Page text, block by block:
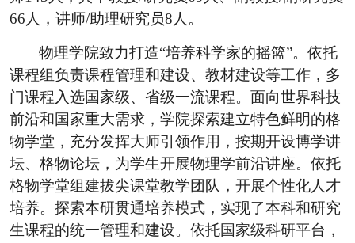
66 人，讲师/助理研究员8 人。
物理学院致力打造“培养科学家的摇篮”。依托
课程组负责课程管理和建设、教材建设等工作，多
门课程入选国家级、省级一流课程。面向世界科技
前沿和国家重大需求，学院探索建立特色鲜明的格
物学堂，充分发挥大师引领作用，按期开设博学讲
坛、格物论坛，为学生开展物理学前沿讲座。依托
格物学堂组建拔尖课堂教学团队，开展个性化人才
培养。探索本研贯通培养模式，实现了本科和研究
生课程的统一管理和建设。依托国家级科研平台，